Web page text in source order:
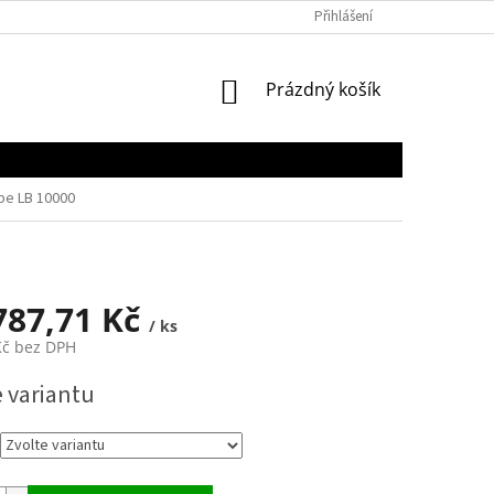
Přihlášení
NÁKUPNÍ
Prázdný košík
LB 10000
Kč / ks
bez DPH
variantu